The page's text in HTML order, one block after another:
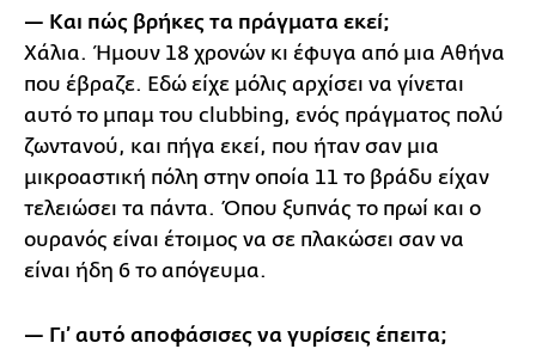
— Και πώς βρήκες τα πράγματα εκεί;
Χάλια. Ήμουν 18 χρονών κι έφυγα από μια Αθήνα
που έβραζε. Εδώ είχε μόλις αρχίσει να γίνεται
αυτό το μπαμ του clubbing, ενός πράγματος πολύ
ζωντανού, και πήγα εκεί, που ήταν σαν μια
μικροαστική πόλη στην οποία 11 το βράδυ είχαν
τελειώσει τα πάντα. Όπου ξυπνάς το πρωί και ο
ουρανός είναι έτοιμος να σε πλακώσει σαν να
είναι ήδη 6 το απόγευμα.
— Γι’ αυτό αποφάσισες να γυρίσεις έπειτα;